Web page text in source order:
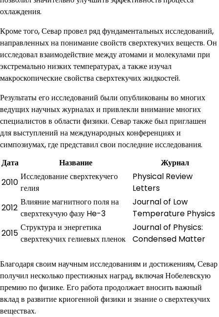
охлаждения.
Кроме того, Севар провел ряд фундаментальных исследований,
направленных на понимание свойств сверхтекучих веществ. Он
исследовал взаимодействие между атомами и молекулами при
экстремально низких температурах, а также изучал
макроскопические свойства сверхтекучих жидкостей.
Результаты его исследований были опубликованы во многих
ведущих научных журналах и привлекли внимание многих
специалистов в области физики. Севар также был приглашен
для выступлений на международных конференциях и
симпозиумах, где представил свои последние исследования.
Дата
Название
Журнал
2010
Исследование сверхтекучего
гелия
Physical Review
Letters
2012
Влияние магнитного поля на
сверхтекучую фазу He-3
Journal of Low
Temperature Physics
2015
Структура и энергетика
сверхтекучих гелиевых пленок
Journal of Physics:
Condensed Matter
Благодаря своим научным исследованиям и достижениям, Севар
получил несколько престижных наград, включая Нобелевскую
премию по физике. Его работа продолжает вносить важный
вклад в развитие криогенной физики и знание о сверхтекучих
веществах.